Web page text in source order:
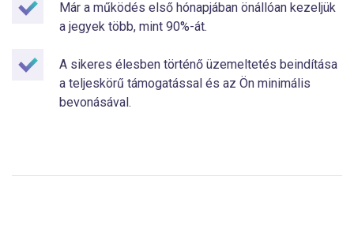
Már a működés első hónapjában önállóan kezeljük
a jegyek több, mint 90%-át.
A sikeres élesben történő üzemeltetés beindítása
a teljeskörű támogatással és az Ön minimális
bevonásával.